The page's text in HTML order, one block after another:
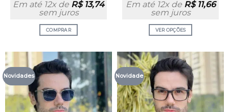
Em até 12x de R$13,74
sem juros
COMPRAR
Em até 12x de R$11,66
sem juros
VER OPÇÕES
Novidades Novidade